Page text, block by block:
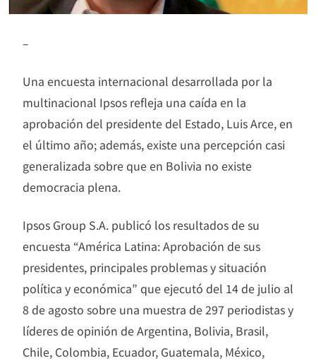
–
Una encuesta internacional desarrollada por la
multinacional Ipsos refleja una caída en la
aprobación del presidente del Estado, Luis Arce, en
el último año; además, existe una percepción casi
generalizada sobre que en Bolivia no existe
democracia plena.
Ipsos Group S.A. publicó los resultados de su
encuesta “América Latina: Aprobación de sus
presidentes, principales problemas y situación
política y económica” que ejecutó del 14 de julio al
8 de agosto sobre una muestra de 297 periodistas y
líderes de opinión de Argentina, Bolivia, Brasil,
Chile, Colombia, Ecuador, Guatemala, México,